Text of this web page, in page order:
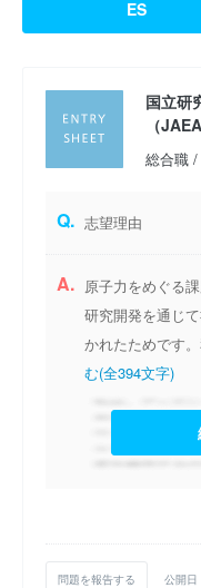
ES
国立研
（JAEA
総合職
Q. 志望理由
A. 原子力をめぐる
研究開発を通じ
かれたためです
む(全394文字)
問題を報告する 公開